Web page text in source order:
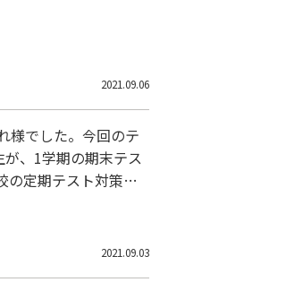
2021.09.06
様でした。今回のテ
、1学期の期末テス
の定期テスト対策と
2021.09.03